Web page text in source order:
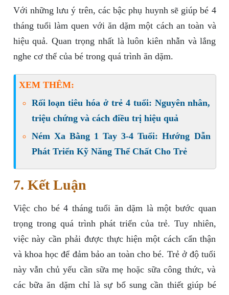
Với những lưu ý trên, các bậc phụ huynh sẽ giúp bé 4
tháng tuổi làm quen với ăn dặm một cách an toàn và
hiệu quả. Quan trọng nhất là luôn kiên nhẫn và lắng
nghe cơ thể của bé trong quá trình ăn dặm.
XEM THÊM:
Rối loạn tiêu hóa ở trẻ 4 tuổi: Nguyên nhân,
triệu chứng và cách điều trị hiệu quả
Ném Xa Bằng 1 Tay 3-4 Tuổi: Hướng Dẫn
Phát Triển Kỹ Năng Thể Chất Cho Trẻ
7. Kết Luận
Việc cho bé 4 tháng tuổi ăn dặm là một bước quan
trọng trong quá trình phát triển của trẻ. Tuy nhiên,
việc này cần phải được thực hiện một cách cẩn thận
và khoa học để đảm bảo an toàn cho bé. Trẻ ở độ tuổi
này vẫn chủ yếu cần sữa mẹ hoặc sữa công thức, và
các bữa ăn dặm chỉ là sự bổ sung cần thiết giúp bé